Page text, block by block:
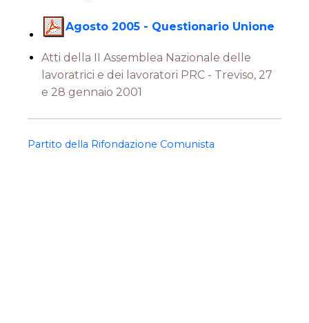
Agosto 2005 - Questionario Unione
Atti della II Assemblea Nazionale delle
lavoratrici e dei lavoratori PRC - Treviso, 27
e 28 gennaio 2001
Partito della Rifondazione Comunista